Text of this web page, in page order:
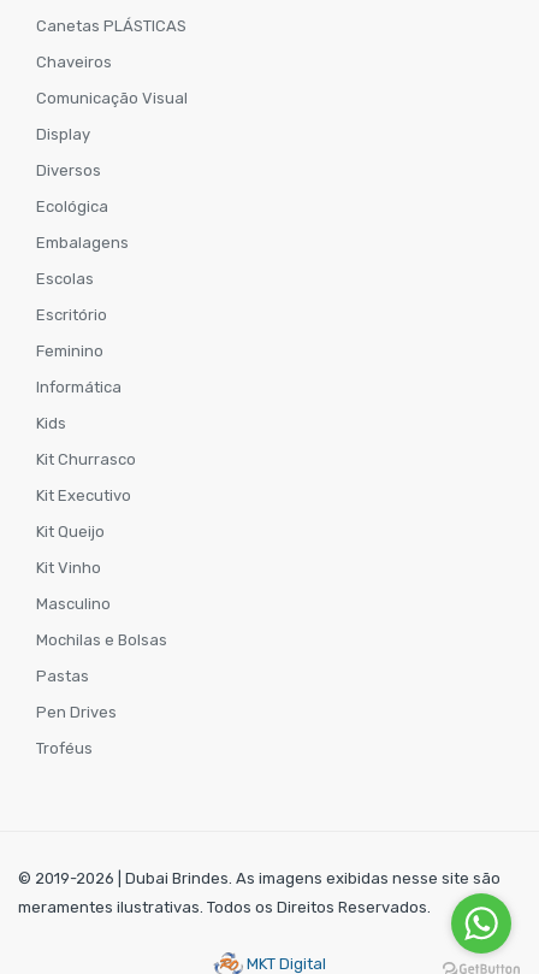
Canetas PLÁSTICAS
Chaveiros
Comunicação Visual
Display
Diversos
Ecológica
Embalagens
Escolas
Escritório
Feminino
Informática
Kids
Kit Churrasco
Kit Executivo
Kit Queijo
Kit Vinho
Masculino
Mochilas e Bolsas
Pastas
Pen Drives
Troféus
© 2019-2026 | Dubai Brindes. As imagens exibidas nesse site são
meramentes ilustrativas. Todos os Direitos Reservados.
MKT Digital